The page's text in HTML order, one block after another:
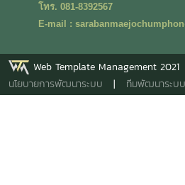
โทร. 081-8392567
E-mail :
Web Template Management 2021
นโยบายการพัฒนาระบบ | ทีมพัฒนาระบบ